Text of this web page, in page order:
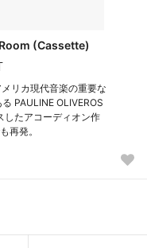
(Cassette)
リカ現代音楽の重要な
PAULINE OLIVEROS
したアコーディオン作
再発。